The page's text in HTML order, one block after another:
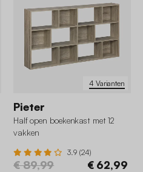
4 Varianten
Pieter
Half open boekenkast met 12
vakken
3.9 (24)
€ 89,99 € 62,99